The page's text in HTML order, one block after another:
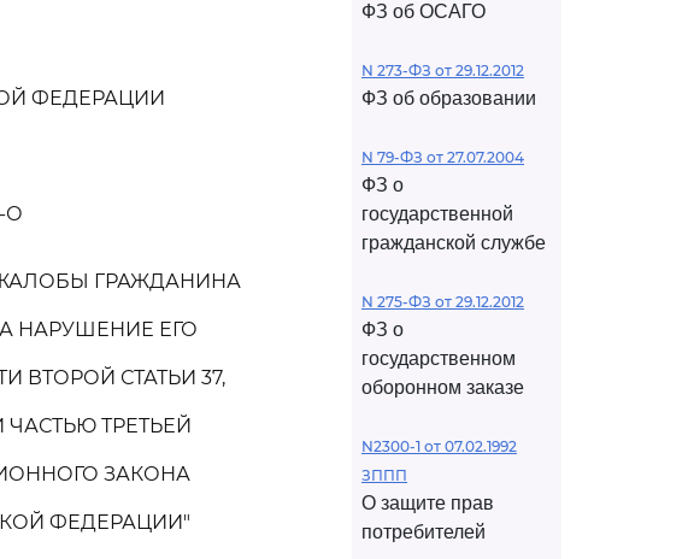
ФЕДЕРАЦИИ
О
ГРАЖДАНИНА
НАРУШЕНИЕ ЕГО
ВТОРОЙ СТАТЬИ 37,
ЧАСТЬЮ ТРЕТЬЕЙ
ЗАКОНА
ФЕДЕРАЦИИ"
ФЗ об ОСАГО
N 273-ФЗ от 29.12.2012
ФЗ об образовании
N 79-ФЗ от 27.07.2004
ФЗ о
государственной
гражданской службе
N 275-ФЗ от 29.12.2012
ФЗ о
государственном
оборонном заказе
N2300-1 от 07.02.1992
ЗППП
О защите прав
потребителей